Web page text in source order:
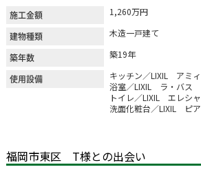
施工金額
1,260万円
建物種類 木造一戸建て
築年数 築19年
使用設備
キッチン／LIXIL アミ
浴室／LIXIL ラ・バス
トイレ／LIXIL エレシ
洗面化粧台／LIXIL ピ
福岡市東区 T様との出会い